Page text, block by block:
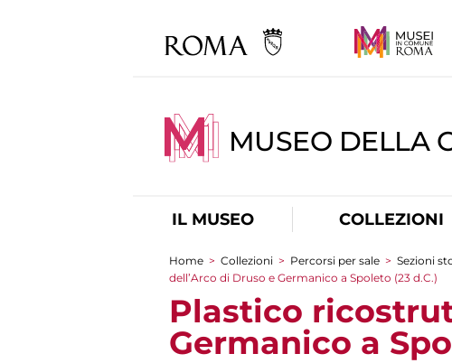
MUSEO DELLA
IL MUSEO COLLEZIONI
Tu sei qui
Home > Collezioni > Percorsi per sale > Sezioni
dell’Arco di Druso e Germanico a Spoleto (23 d.C.)
Plastico
Germanico a